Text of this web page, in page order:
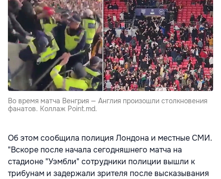
Во время матча Венгрия — Англия произошли столкновения
фанатов. Коллаж Point.md.
Об этом сообщила полиция Лондона и местные СМИ.
"Вскоре после начала сегодняшнего матча на
стадионе "Уэмбли" сотрудники полиции вышли к
трибунам и задержали зрителя после высказывания